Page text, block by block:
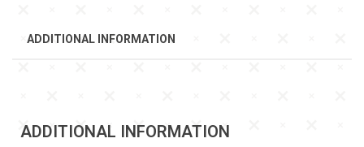
ADDITIONAL INFORMATION
ADDITIONAL INFORMATION